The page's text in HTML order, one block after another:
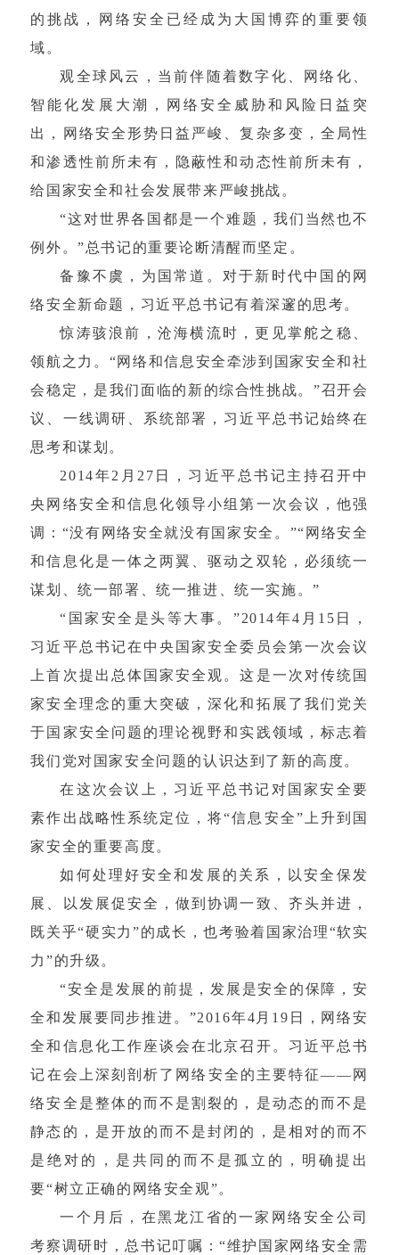
的挑战，网络安全已经成为大国博弈的重要领
域。
观全球风云，当前伴随着数字化、网络化、
智能化发展大潮，网络安全威胁和风险日益突
出，网络安全形势日益严峻、复杂多变，全局性
和渗透性前所未有，隐蔽性和动态性前所未有，
给国家安全和社会发展带来严峻挑战。
“这对世界各国都是一个难题，我们当然也不
例外。”总书记的重要论断清醒而坚定。
备豫不虞，为国常道。对于新时代中国的网
络安全新命题，习近平总书记有着深邃的思考。
惊涛骇浪前，沧海横流时，更见掌舵之稳、
领航之力。“网络和信息安全牵涉到国家安全和社
会稳定，是我们面临的新的综合性挑战。”召开会
议、一线调研、系统部署，习近平总书记始终在
思考和谋划。
2014年2月27日，习近平总书记主持召开中
央网络安全和信息化领导小组第一次会议，他强
调：“没有网络安全就没有国家安全。”“网络安全
和信息化是一体之两翼、驱动之双轮，必须统一
谋划、统一部署、统一推进、统一实施。”
“国家安全是头等大事。”2014年4月15日，
习近平总书记在中央国家安全委员会第一次会议
上首次提出总体国家安全观。这是一次对传统国
家安全理念的重大突破，深化和拓展了我们党关
于国家安全问题的理论视野和实践领域，标志着
我们党对国家安全问题的认识达到了新的高度。
在这次会议上，习近平总书记对国家安全要
素作出战略性系统定位，将“信息安全”上升到国
家安全的重要高度。
如何处理好安全和发展的关系，以安全保发
展、以发展促安全，做到协调一致、齐头并进，
既关乎“硬实力”的成长，也考验着国家治理“软实
力”的升级。
“安全是发展的前提，发展是安全的保障，安
全和发展要同步推进。”2016年4月19日，网络安
全和信息化工作座谈会在北京召开。习近平总书
记在会上深刻剖析了网络安全的主要特征——网
络安全是整体的而不是割裂的，是动态的而不是
静态的，是开放的而不是封闭的，是相对的而不
是绝对的，是共同的而不是孤立的，明确提出
要“树立正确的网络安全观”。
一个月后，在黑龙江省的一家网络安全公司
考察调研时，总书记叮嘱：“维护国家网络安全需